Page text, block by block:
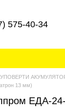
575-40-34
13 мм)
ЕДА-